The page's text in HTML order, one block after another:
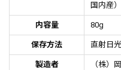
国内産）
内容量 80g
保存方法 直射日
製造者
（株）